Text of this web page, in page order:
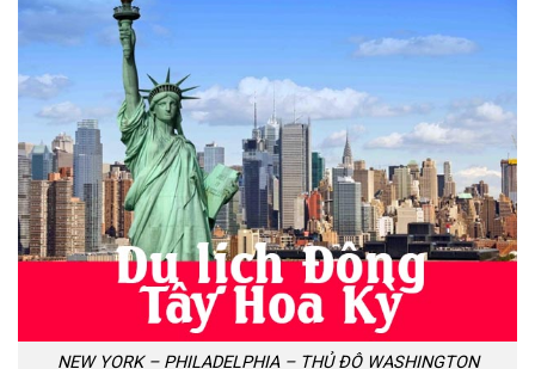
NEW YORK – PHILADELPHIA – THỦ ĐÔ WASHINGTON